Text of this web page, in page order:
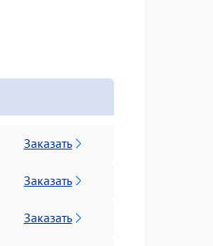
Заказать
Заказать
Заказать